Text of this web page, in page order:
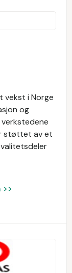
vekst i Norge
og
verkstedene
støttet av et